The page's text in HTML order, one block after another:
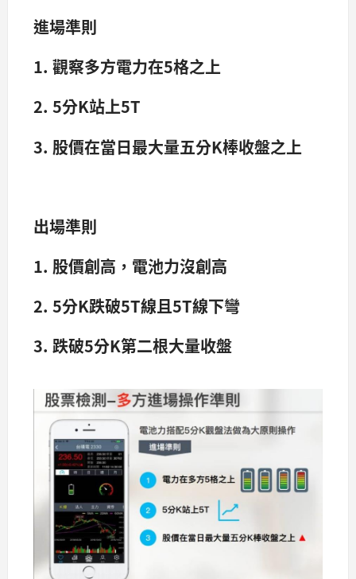
進場準則
1. 觀察多方電力在5格之上
2. 5分K站上5T
3. 股價在當日最大量五分K棒收盤之上
出場準則
1. 股價創高，電池力沒創高
2. 5分K跌破5T線且5T線下彎
3. 跌破5分K第二根大量收盤